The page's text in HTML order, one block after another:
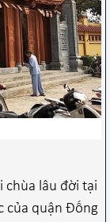
chùa lâu đời tại
của quận Đống